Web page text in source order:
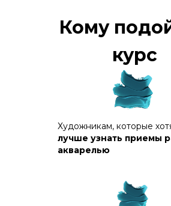
Кому
курс
Художникам, которые
лучше узнать приемы
акварелью